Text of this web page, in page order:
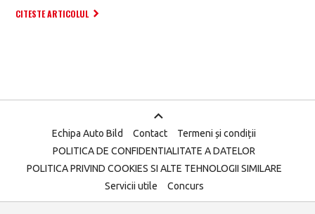
CITESTE ARTICOLUL
Echipa Auto Bild Contact
Termeni și condiții
POLITICA DE CONFIDENTIALITATE A DATELOR
POLITICA PRIVIND COOKIES SI ALTE TEHNOLOGII SIMILARE
Servicii utile
Concurs